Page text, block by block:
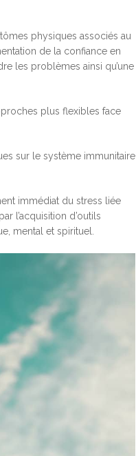
physiques associés au
de la confiance en
les problèmes ainsi qu’une
plus flexibles face
sur le système immunitaire
immédiat du stress liée
l’acquisition d’outils
mental et spirituel.